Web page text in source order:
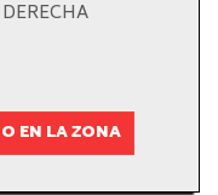
EN LA ZONA